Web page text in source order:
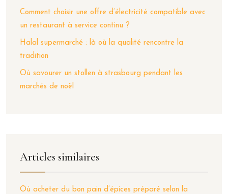
Comment choisir une offre d’électricité compatible avec
un restaurant à service continu ?
Halal supermarché : là où la qualité rencontre la
tradition
Où savourer un stollen à strasbourg pendant les
marchés de noël
Articles similaires
Où acheter du bon pain d’épices préparé selon la